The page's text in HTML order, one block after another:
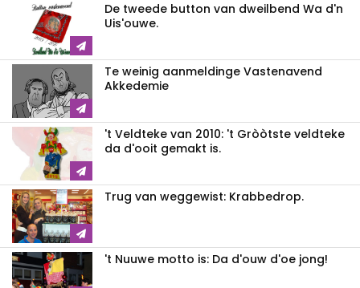
De tweede button van dweilbend Wa d'n
Uis'ouwe.
Te weinig aanmeldinge Vastenavend
Akkedemie
't Veldteke van 2010: 't Gròòtste veldteke
da d'ooit gemakt is.
Trug van weggewist: Krabbedrop.
't Nuuwe motto is: Da d'ouw d'oe jong!